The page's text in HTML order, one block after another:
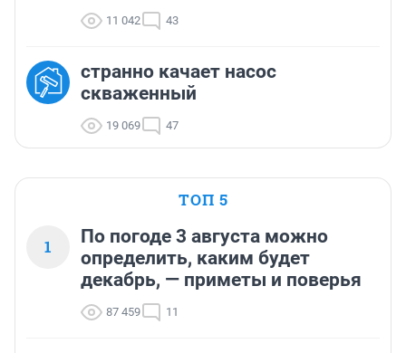
11 042 43
странно качает насос
скваженный
19 069 47
ТОП 5
1
По погоде 3 августа можно
определить, каким будет
декабрь, — приметы и поверья
87 459 11